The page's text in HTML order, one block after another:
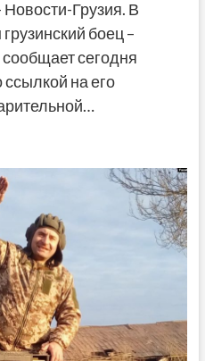
Грузия. В
боец –
сегодня
на его